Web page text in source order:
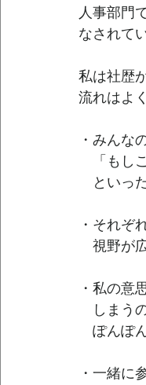
人事部門
なされて
私は社歴
流れはよ
・みんな
「もし
といっ
・それぞ
視野が
・私の意
しまう
ぽんぽ
・一緒に